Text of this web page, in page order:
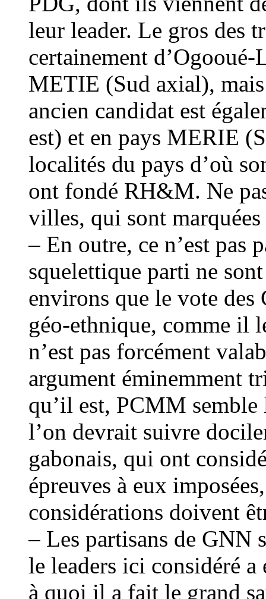
leur leader. Le gros des
certainement
METIE (Sud axial), mais
ancien candidat est
est) et en pays MERIE
localités du pays d’où
ont fondé RH&M. Ne
villes, qui sont
– En outre, ce n’est pas
squelettique parti ne
environs que le vote des
géo-ethnique, comme il
n’est pas forcément
argument éminemment
qu’il est, PCMM
l’on devrait suivre
gabonais, qui ont
épreuves à eux
considérations doivent
– Les partisans de GNN
le leaders ici considéré a
à quoi il a fait le grand